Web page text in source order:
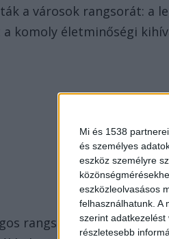
Mi és 1538
és személyes
eszköz személyre
eszközleolvasásos
felhasználhatunk. A
szerint
részletesebb
a városok rangsorát: a
komoly életminőségi
rangsor élmezőnyében